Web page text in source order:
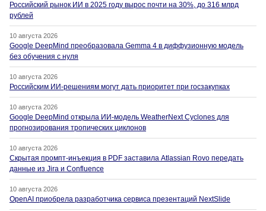
Российский рынок ИИ в 2025 году вырос почти на 30%, до 316 млрд
рублей
10 августа 2026
Google DeepMind преобразовала Gemma 4 в диффузионную модель
без обучения с нуля
10 августа 2026
Российским ИИ-решениям могут дать приоритет при госзакупках
10 августа 2026
Google DeepMind открыла ИИ-модель WeatherNext Cyclones для
прогнозирования тропических циклонов
10 августа 2026
Скрытая промпт-инъекция в PDF заставила Atlassian Rovo передать
данные из Jira и Confluence
10 августа 2026
OpenAI приобрела разработчика сервиса презентаций NextSlide